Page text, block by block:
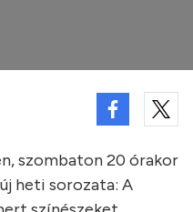
szombaton 20 órakor
heti sorozata: A